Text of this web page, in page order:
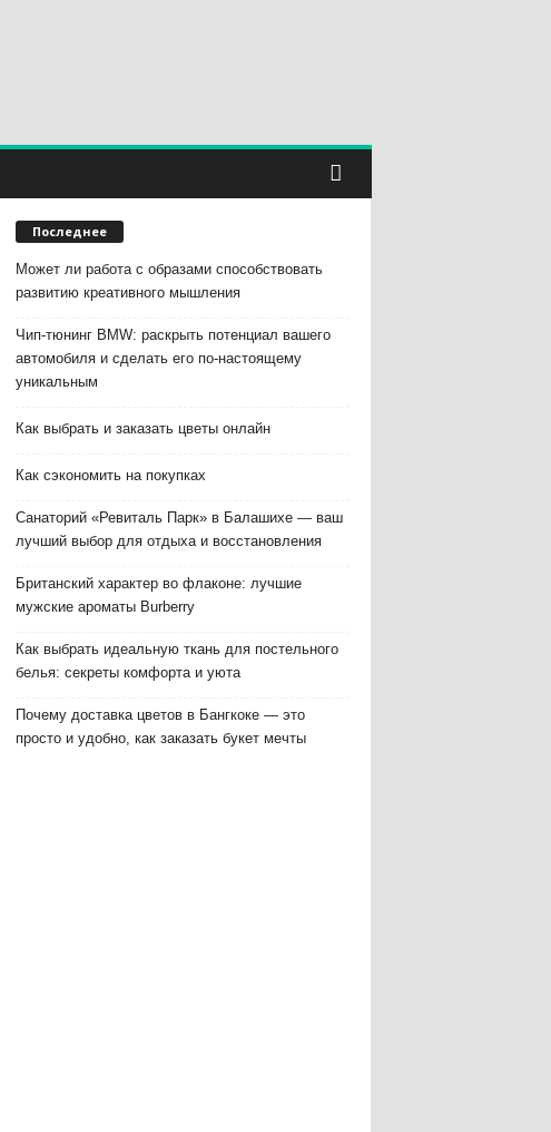
Последнее
Может ли работа с образами способствовать
развитию креативного мышления
Чип-тюнинг BMW: раскрыть потенциал вашего
автомобиля и сделать его по-настоящему
уникальным
Как выбрать и заказать цветы онлайн
Как сэкономить на покупках
Санаторий «Ревиталь Парк» в Балашихе — ваш
лучший выбор для отдыха и восстановления
Британский характер во флаконе: лучшие
мужские ароматы Burberry
Как выбрать идеальную ткань для постельного
белья: секреты комфорта и уюта
Почему доставка цветов в Бангкоке — это
просто и удобно, как заказать букет мечты